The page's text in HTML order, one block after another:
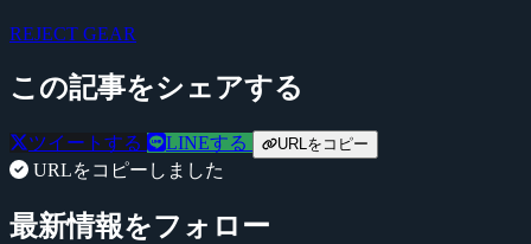
REJECT GEAR
この記事をシェアする
ツイートする LINEする URLをコピー
URLをコピーしました
最新情報をフォロー